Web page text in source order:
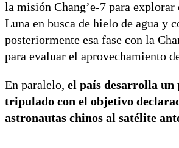
la misión Chang’e-7 para
Luna en busca de hielo de agua y
posteriormente esa fase con la
para evaluar el aprovechamiento
En paralelo, el país desarrolla
tripulado con el objetivo
astronautas chinos al satélite